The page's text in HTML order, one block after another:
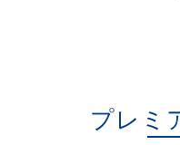
プレミ